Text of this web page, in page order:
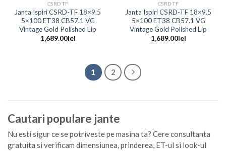
CSRD TF
Janta Ispiri CSRD-TF 18×9.5
5×100 ET38 CB57.1 VG
Vintage Gold Polished Lip
1,689.00lei
CSRD TF
Janta Ispiri CSRD-TF 18×9.5
5×100 ET38 CB57.1 VG
Vintage Gold Polished Lip
1,689.00lei
1 2
Cautari populare jante
Nu esti sigur ce se potriveste pe masina ta? Cere consultanta
gratuita si verificam dimensiunea, prinderea, ET-ul si look-ul